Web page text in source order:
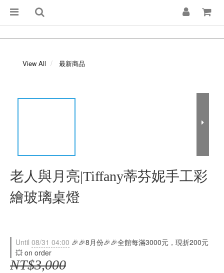
View All 最新商品
老人與月亮|Tiffany蒂芬妮手工彩
繪玻璃桌燈
Until 08/31 04:00 🎉🎉8月份🎉🎉全館每滿3000元，現折200元
💥 on order
NT$3,000